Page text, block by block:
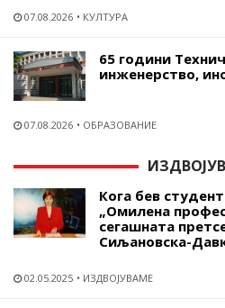
07.08.2026 КУЛТУРА
65 години
инженерство,
07.08.2026 ОБРАЗОВАНИЕ
Кога бев
„Омилена
сегашната
Сиљановска-
02.05.2025 ИЗДВОЈУВАМЕ